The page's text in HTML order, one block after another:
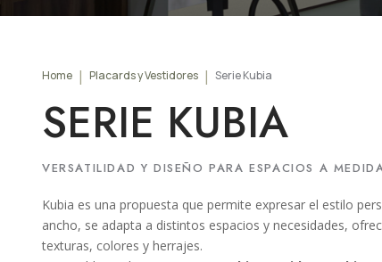
Home Placards y Vestidores Serie Kubia
SERIE KUBIA
VERSATILIDAD Y DISEÑO PARA ESPACIOS A
Kubia es una propuesta que permite expresar el estilo
ancho, se adapta a distintos espacios y necesidades,
texturas, colores y herrajes.